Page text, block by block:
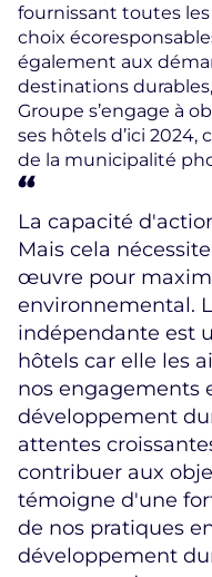
fournissant toutes
choix
également aux
destinations
Groupe s’engage à
ses hôtels d’ici
de la municipalité
La capacité
Mais cela
œuvre pour
environnemental.
indépendante est
hôtels car elle les
nos engagements
développement
attentes
contribuer aux
témoigne d'une
de nos pratiques
développement